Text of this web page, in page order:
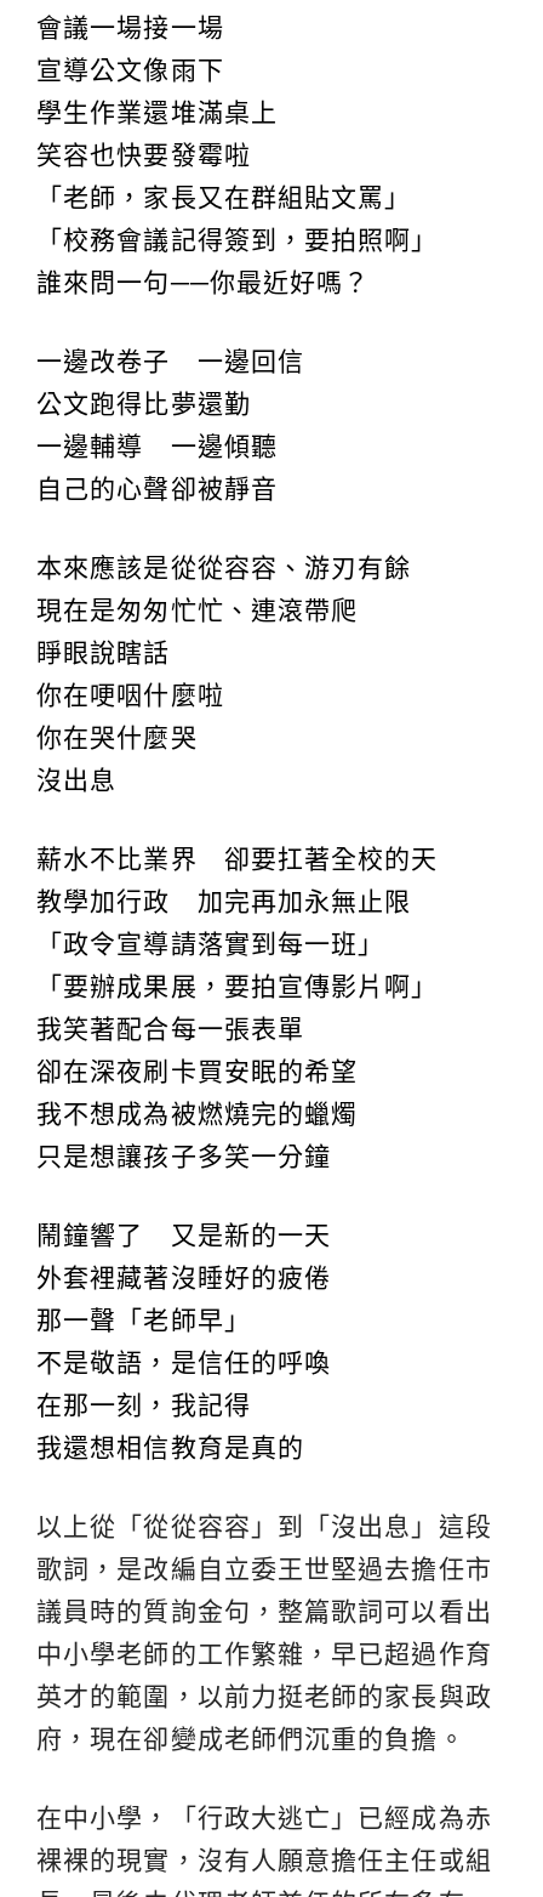
會議一場接一場
宣導公文像雨下
學生作業還堆滿桌上
笑容也快要發霉啦
「老師，家長又在群組貼文罵」
「校務會議記得簽到，要拍照啊」
誰來問一句──你最近好嗎？
一邊改卷子 一邊回信
公文跑得比夢還勤
一邊輔導 一邊傾聽
自己的心聲卻被靜音
本來應該是從從容容、游刃有餘
現在是匆匆忙忙、連滾帶爬
睜眼說瞎話
你在哽咽什麼啦
你在哭什麼哭
沒出息
薪水不比業界 卻要扛著全校的天
教學加行政 加完再加永無止限
「政令宣導請落實到每一班」
「要辦成果展，要拍宣傳影片啊」
我笑著配合每一張表單
卻在深夜刷卡買安眠的希望
我不想成為被燃燒完的蠟燭
只是想讓孩子多笑一分鐘
鬧鐘響了 又是新的一天
外套裡藏著沒睡好的疲倦
那一聲「老師早」
不是敬語，是信任的呼喚
在那一刻，我記得
我還想相信教育是真的
以上從「從從容容」到「沒出息」這段
歌詞，是改編自立委王世堅過去擔任市
議員時的質詢金句，整篇歌詞可以看出
中小學老師的工作繁雜，早已超過作育
英才的範圍，以前力挺老師的家長與政
府，現在卻變成老師們沉重的負擔。
在中小學，「行政大逃亡」已經成為赤
裸裸的現實，沒有人願意擔任主任或組